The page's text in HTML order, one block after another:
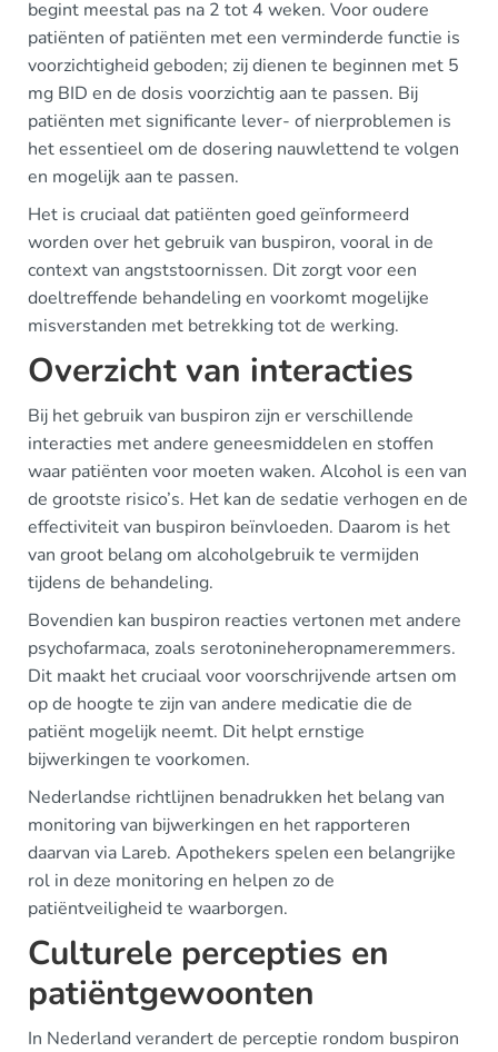
begint meestal pas na 2 tot 4 weken. Voor oudere
patiënten of patiënten met een verminderde functie is
voorzichtigheid geboden; zij dienen te beginnen met 5
mg BID en de dosis voorzichtig aan te passen. Bij
patiënten met significante lever- of nierproblemen is
het essentieel om de dosering nauwlettend te volgen
en mogelijk aan te passen.
Het is cruciaal dat patiënten goed geïnformeerd
worden over het gebruik van buspiron, vooral in de
context van angststoornissen. Dit zorgt voor een
doeltreffende behandeling en voorkomt mogelijke
misverstanden met betrekking tot de werking.
Overzicht van interacties
Bij het gebruik van buspiron zijn er verschillende
interacties met andere geneesmiddelen en stoffen
waar patiënten voor moeten waken. Alcohol is een van
de grootste risico’s. Het kan de sedatie verhogen en de
effectiviteit van buspiron beïnvloeden. Daarom is het
van groot belang om alcoholgebruik te vermijden
tijdens de behandeling.
Bovendien kan buspiron reacties vertonen met andere
psychofarmaca, zoals serotonineheropnameremmers.
Dit maakt het cruciaal voor voorschrijvende artsen om
op de hoogte te zijn van andere medicatie die de
patiënt mogelijk neemt. Dit helpt ernstige
bijwerkingen te voorkomen.
Nederlandse richtlijnen benadrukken het belang van
monitoring van bijwerkingen en het rapporteren
daarvan via Lareb. Apothekers spelen een belangrijke
rol in deze monitoring en helpen zo de
patiëntveiligheid te waarborgen.
Culturele percepties en
patiëntgewoonten
In Nederland verandert de perceptie rondom buspiron